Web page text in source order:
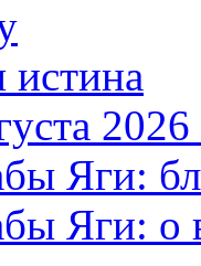
2026
Яги:
Яги: